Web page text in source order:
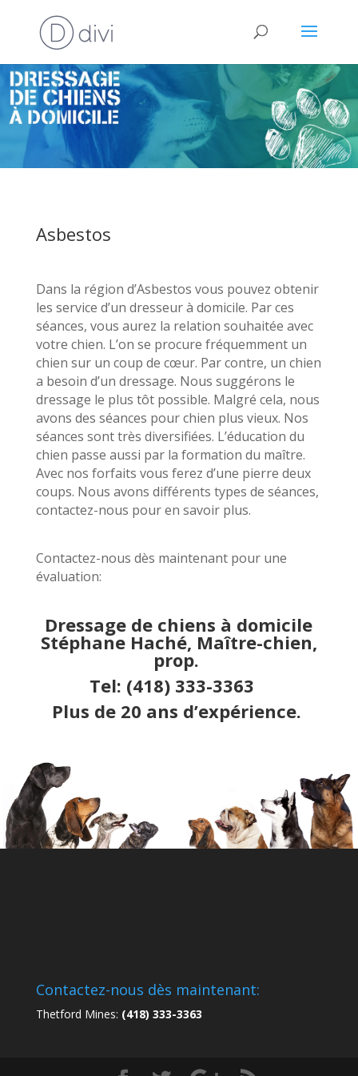
Asbestos
Dans la région d’Asbestos vous pouvez obtenir
les service d’un dresseur à domicile. Par ces
séances, vous aurez la relation souhaitée avec
votre chien. L’on se procure fréquemment un
chien sur un coup de cœur. Par contre, un chien
a besoin d’un dressage. Nous suggérons le
dressage le plus tôt possible. Malgré cela, nous
avons des séances pour chien plus vieux. Nos
séances sont très diversifiées. L’éducation du
chien passe aussi par la formation du maître.
Avec nos forfaits vous ferez d’une pierre deux
coups. Nous avons différents types de séances,
contactez-nous pour en savoir plus.
Contactez-nous dès maintenant pour une
évaluation:
Dressage de chiens à domicile
Stéphane Haché, Maître-chien,
prop.
Tel: (418) 333-3363
Plus de 20 ans d’expérience.
Contactez-nous dès maintenant:
Thetford Mines: (418) 333-3363